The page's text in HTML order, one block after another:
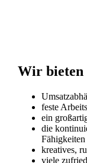
Wir
feste
ein
die
Fähigkeiten
kreatives,
viele